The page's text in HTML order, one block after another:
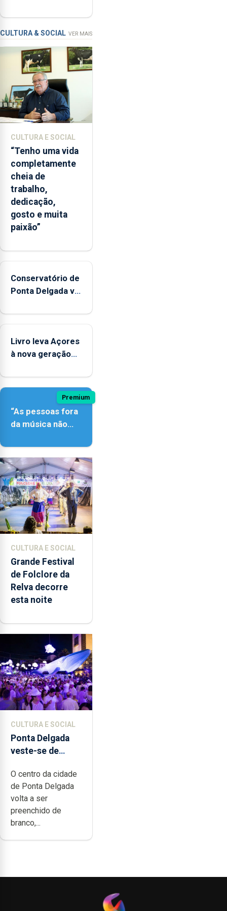
condições
de
ensino
instituição
requalificação
CULTURA & SOCIAL VER MAIS
CULTURA E SOCIAL
“Tenho uma vida
completamente
cheia de
trabalho,
dedicação,
gosto e muita
paixão”
Conservatório de
Ponta Delgada vai
novos
Livro leva Açores
à nova geração
Premium
“As pessoas fora
da música não
quão difícil é
produzir uma
música”
CULTURA E SOCIAL
Grande Festival
de Folclore da
Relva decorre
esta noite
CULTURA E SOCIAL
Ponta Delgada
veste-se de
O centro da cidade
de Ponta Delgada
volta a ser
preenchido de
branco,...